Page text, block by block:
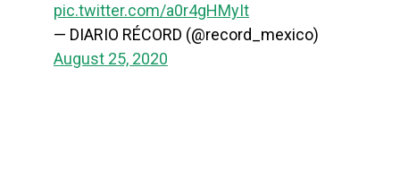
pic.twitter.com/a0r4gHMyIt
— DIARIO RÉCORD (@record_mexico)
August 25, 2020